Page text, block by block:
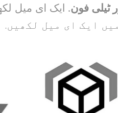
ٹیلی فون. ایک ای میل
ایک ای میل